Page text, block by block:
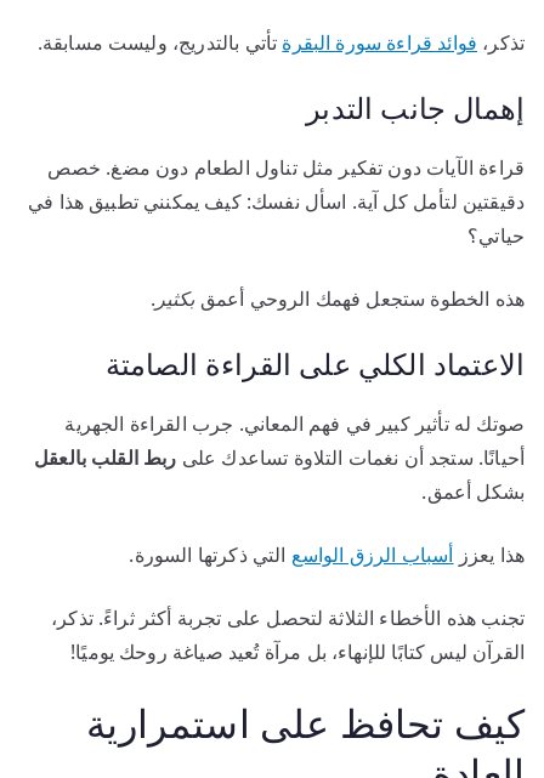
تذكر، فوائد قراءة سورة البقرة تأتي بالتدريج، وليست مسابقة.
إهمال جانب التدبر
قراءة الآيات دون تفكير مثل تناول الطعام دون مضغ. خصص
دقيقتين لتأمل كل آية. اسأل نفسك: كيف يمكنني تطبيق هذا في
حياتي؟
هذه الخطوة ستجعل فهمك الروحي أعمق بكثير .
الاعتماد الكلي على القراءة الصامتة
صوتك له تأثير كبير في فهم المعاني. جرب القراءة الجهرية
أحيانًا. ستجد أن نغمات التلاوة تساعدك على ربط القلب بالعقل
بشكل أعمق.
هذا يعزز أسباب الرزق الواسع التي ذكرتها السورة.
تجنب هذه الأخطاء الثلاثة لتحصل على تجربة أكثر ثراءً. تذكر،
القرآن ليس كتابًا للإنهاء، بل مرآة تُعيد صياغة روحك يوميًا!
كيف تحافظ على استمرارية